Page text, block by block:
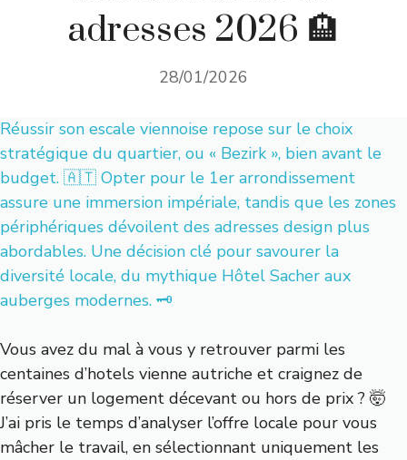
adresses 2026 🏨
28/01/2026
Réussir son escale viennoise repose sur le choix
stratégique du quartier, ou « Bezirk », bien avant le
budget. 🇦🇹 Opter pour le 1er arrondissement
assure une immersion impériale, tandis que les zones
périphériques dévoilent des adresses design plus
abordables. Une décision clé pour savourer la
diversité locale, du mythique Hôtel Sacher aux
auberges modernes. 🗝️
Vous avez du mal à vous y retrouver parmi les
centaines d’hotels vienne autriche et craignez de
réserver un logement décevant ou hors de prix ? 🤯
J’ai pris le temps d’analyser l’offre locale pour vous
mâcher le travail, en sélectionnant uniquement les